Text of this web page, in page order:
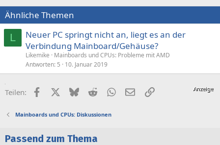
Ähnliche Themen
L
Neuer PC springt nicht an, liegt es an der
Verbindung Mainboard/Gehäuse?
Likemike
Mainboards und CPUs: Probleme mit AMD
Antworten 5 10. Januar 2019
Teilen: FacebookX (Twitter)
BlueskyRedditWhatsApp
E-MailLink
Mainboards und CPUs: Diskussionen
Passend zum Thema